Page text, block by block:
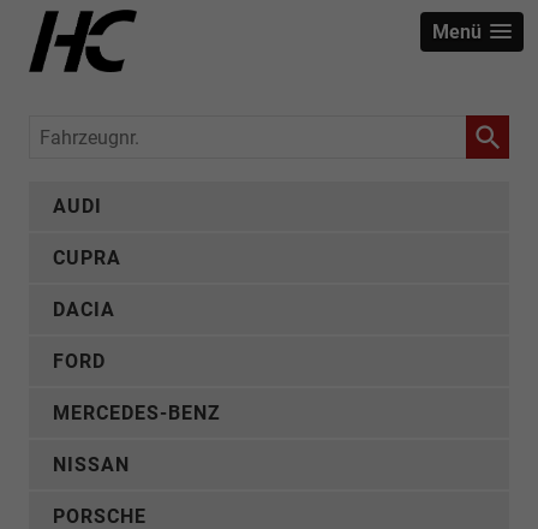
Menü
Fahrzeugnr.
AUDI
CUPRA
DACIA
FORD
MERCEDES-BENZ
NISSAN
PORSCHE